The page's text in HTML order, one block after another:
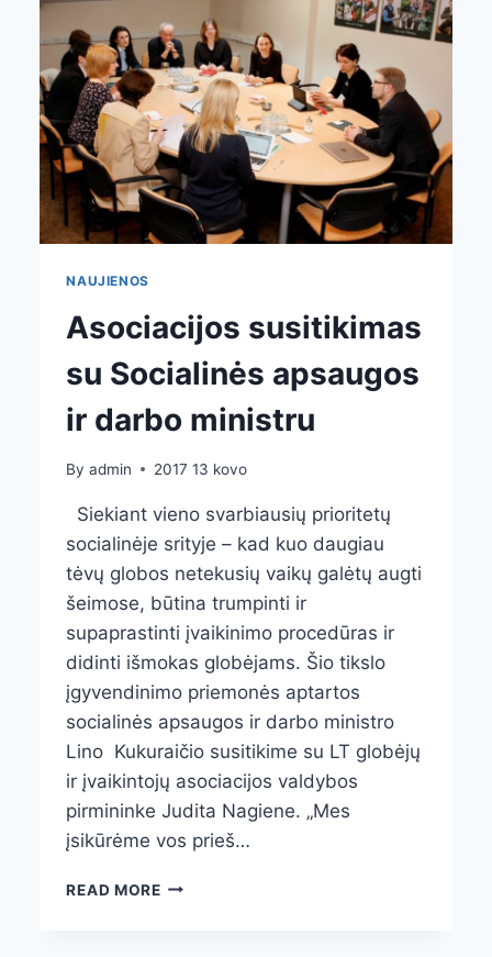
NAUJIENOS
Asociacijos susitikimas
su Socialinės apsaugos
ir darbo ministru
By admin 2017 13 kovo
Siekiant vieno svarbiausių prioritetų
socialinėje srityje – kad kuo daugiau
tėvų globos netekusių vaikų galėtų augti
šeimose, būtina trumpinti ir
supaprastinti įvaikinimo procedūras ir
didinti išmokas globėjams. Šio tikslo
įgyvendinimo priemonės aptartos
socialinės apsaugos ir darbo ministro
Lino Kukuraičio susitikime su LT globėjų
ir įvaikintojų asociacijos valdybos
pirmininke Judita Nagiene. „Mes
įsikūrėme vos prieš…
READ MOREASOCIACIJOS